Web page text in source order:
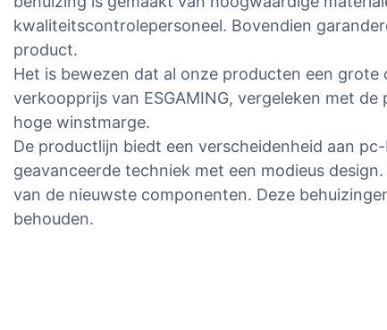
kwaliteitscontrolepersoneel. Bovendien
product.
Het is bewezen dat al onze producten een
verkoopprijs van ESGAMING, vergeleken met
hoge winstmarge.
De productlijn biedt een verscheidenheid aan
geavanceerde techniek met een modieus
van de nieuwste componenten. Deze
behouden.